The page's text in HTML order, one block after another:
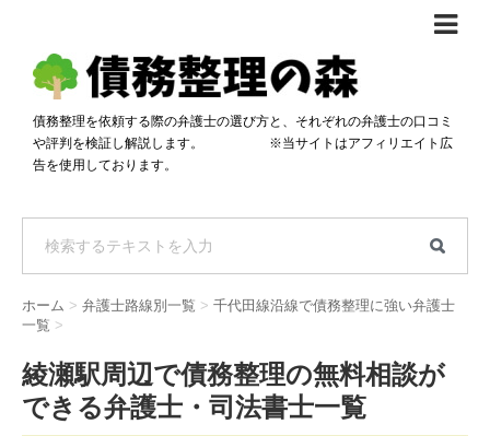
債務整理体験談
おすすめ
料金比較
自己破産・個人再生料金比較
過払い金料金比較
専門家の選び方
料金で選ぶ
分割・後払い可で選ぶ
着手金無料で選ぶ
女性専門で選ぶ
法律事務所の方へ
匿名借金相談
債務整理を依頼する際の弁護士の選び方と、それぞれの弁護士の口コミ
や評判を検証し解説します。 ※当サイトはアフィリエイト広
告を使用しております。
ホーム > 弁護士路線別一覧 > 千代田線沿線で債務整理に強い弁護士
一覧 >
綾瀬駅周辺で債務整理の無料相談が
できる弁護士・司法書士一覧